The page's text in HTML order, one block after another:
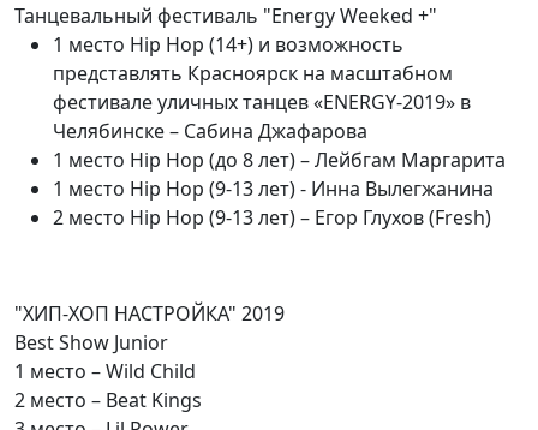
Танцевальный фестиваль "Energy Weeked +"
1 место Hip Hop (14+) и возможность
представлять Красноярск на масштабном
фестивале уличных танцев «ENERGY-2019» в
Челябинске – Сабина Джафарова
1 место Hip Hop (до 8 лет) – Лейбгам Маргарита
1 место Hip Hop (9-13 лет) - Инна Вылегжанина
2 место Hip Hop (9-13 лет) – Егор Глухов (Fresh)
"ХИП-ХОП НАСТРОЙКА" 2019
Best Show Junior
1 место – Wild Child
2 место – Beat Kings